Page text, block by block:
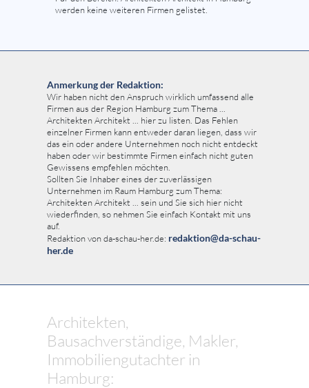
werden keine weiteren Firmen gelistet.
Anmerkung der Redaktion:
Wir haben nicht den Anspruch wirklich umfassend alle
Firmen aus der Region Hamburg zum Thema ...
Architekten Architekt ... hier zu listen. Das Fehlen
einzelner Firmen kann entweder daran liegen, dass wir
das ein oder andere Unternehmen noch nicht entdeckt
haben oder wir bestimmte Firmen einfach nicht guten
Gewissens empfehlen möchten.
Sollten Sie Inhaber eines der zuverlässigen
Unternehmen im Raum Hamburg zum Thema:
Architekten Architekt ... sein und Sie sich hier nicht
wiederfinden, so nehmen Sie einfach Kontakt mit uns
auf.
Redaktion von da-schau-her.de: redaktion@da-schau-
her.de
Architekten,
Bausachverständige, Makler,
Immobiliengutachter in
Hamburg: